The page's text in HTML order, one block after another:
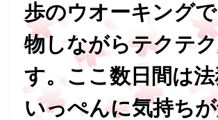
歩のウオーキング
物しながらテクテ
す。ここ数日間は
いっぺんに気持ち